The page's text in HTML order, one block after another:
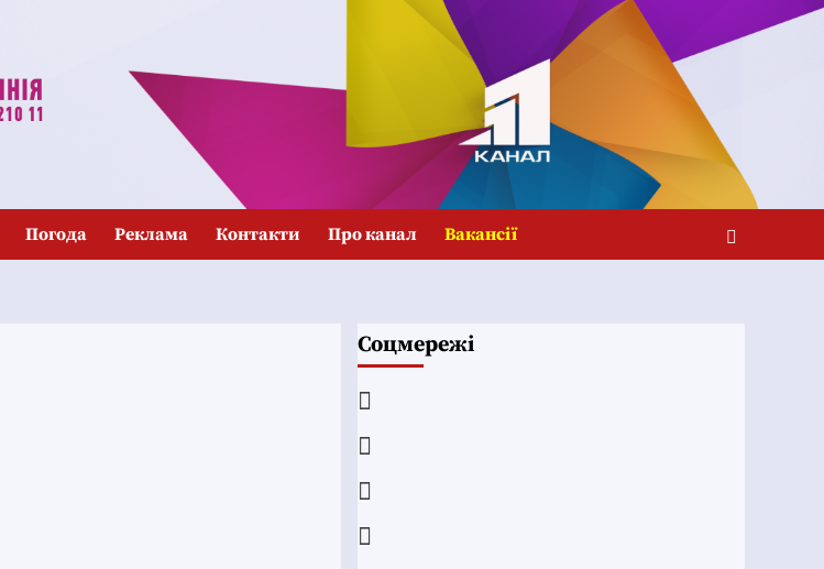
Погода Реклама Контакти Про канал Вакансії
Соцмережі